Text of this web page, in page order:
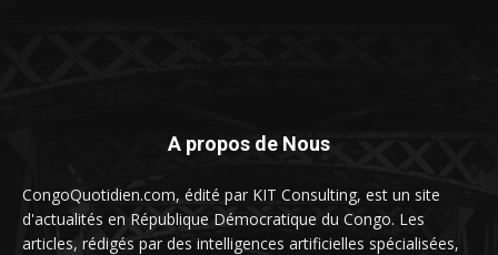
A propos de Nous
CongoQuotidien.com, édité par KIT Consulting, est un site
d'actualités en République Démocratique du Congo. Les
articles, rédigés par des intelligences artificielles spécialisées,